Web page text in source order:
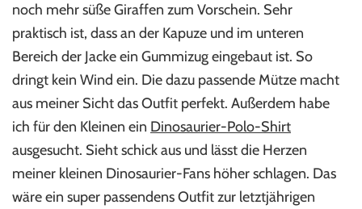
noch mehr süße Giraffen zum Vorschein. Sehr
praktisch ist, dass an der Kapuze und im unteren
Bereich der Jacke ein Gummizug eingebaut ist. So
dringt kein Wind ein. Die dazu passende Mütze macht
aus meiner Sicht das Outfit perfekt. Außerdem habe
ich für den Kleinen ein Dinosaurier-Polo-Shirt
ausgesucht. Sieht schick aus und lässt die Herzen
meiner kleinen Dinosaurier-Fans höher schlagen. Das
wäre ein super passendens Outfit zur letztjährigen